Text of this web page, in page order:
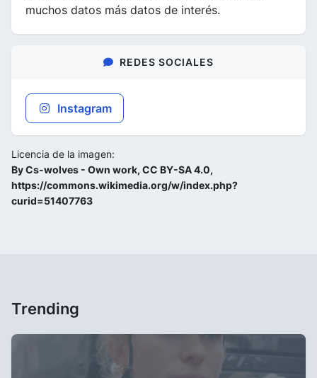
muchos datos más datos de interés.
REDES SOCIALES
Instagram
Licencia de la imagen:
By Cs-wolves - Own work, CC BY-SA 4.0,
https://commons.wikimedia.org/w/index.php?
curid=51407763
Trending